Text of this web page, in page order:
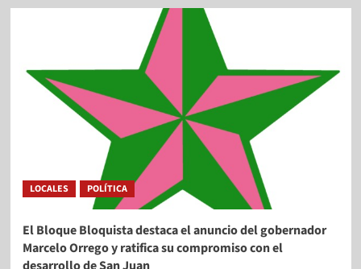
LOCALES POLÍTICA
El Bloque Bloquista destaca el anuncio del gobernador
Marcelo Orrego y ratifica su compromiso con el